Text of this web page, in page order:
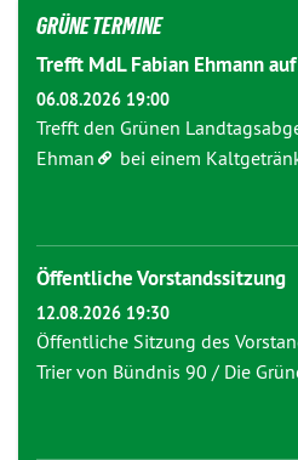
GRÜNE TERMINE
Trefft MdL Fabian Ehmann
06.08.2026 19:00
Trefft den Grünen
Ehman
bei einem
Öffentliche Vorstandssitzung
12.08.2026 19:30
Öffentliche Sitzung des
Trier von Bündnis 90 / Die